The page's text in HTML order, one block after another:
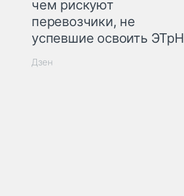
чем рискуют
перевозчики, не
успевшие освоить ЭТрН
Дзен